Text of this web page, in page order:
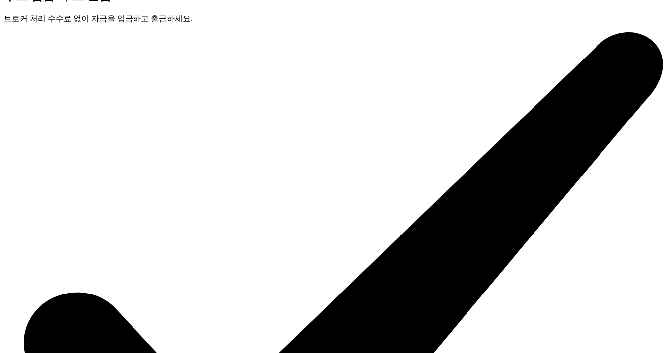
브로커 처리 수수료 없이 자금을 입금하고 출금하세요.